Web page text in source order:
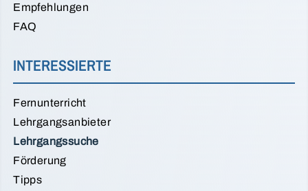
Empfehlungen
FAQ
INTERESSIERTE
Fernunterricht
Lehrgangsanbieter
Lehrgangssuche
Förderung
Tipps